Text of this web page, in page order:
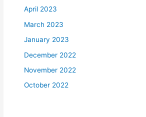
April 2023
March 2023
January 2023
December 2022
November 2022
October 2022